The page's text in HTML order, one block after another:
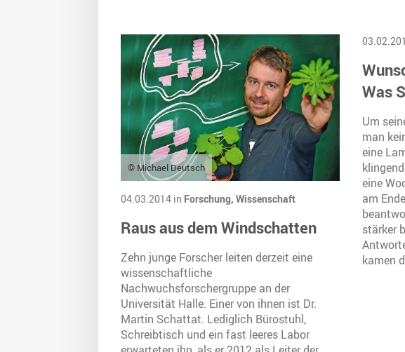
© Michael Deutsch
04.03.2014 in Forschung, Wissenschaft
Raus aus dem Windschatten
Zehn junge Forscher leiten derzeit eine
wissenschaftliche
Nachwuchsforschergruppe an der
Universität Halle. Einer von ihnen ist Dr.
Martin Schattat. Lediglich Bürostuhl,
Schreibtisch und ein fast leeres Labor
Was
Um
man
eine
eine
am
stärker
kamen